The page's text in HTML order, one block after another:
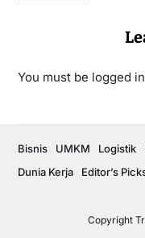
You must be logged in
Copyright
Bisnis UMKM Logistik
Dunia Kerja
Editor’s